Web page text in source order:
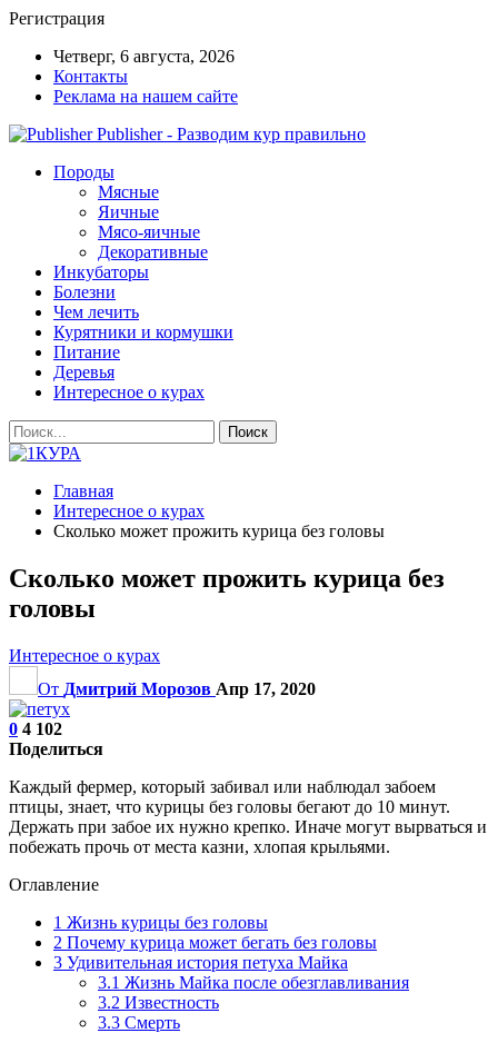
Регистрация
Четверг, 6 августа, 2026
Контакты
Реклама на нашем сайте
Publisher - Разводим кур правильно
Породы
Мясные
Яичные
Мясо-яичные
Декоративные
Инкубаторы
Болезни
Чем лечить
Курятники и кормушки
Питание
Деревья
Интересное о курах
Главная
Интересное о курах
Сколько может прожить курица без головы
Сколько может прожить курица без
головы
Интересное о курах
От Дмитрий Морозов Апр 17, 2020
0 4 102
Поделиться
Каждый фермер, который забивал или наблюдал забоем
птицы, знает, что курицы без головы бегают до 10 минут.
Держать при забое их нужно крепко. Иначе могут вырваться и
побежать прочь от места казни, хлопая крыльями.
Оглавление
1 Жизнь курицы без головы
2 Почему курица может бегать без головы
3 Удивительная история петуха Майка
3.1 Жизнь Майка после обезглавливания
3.2 Известность
3.3 Смерть